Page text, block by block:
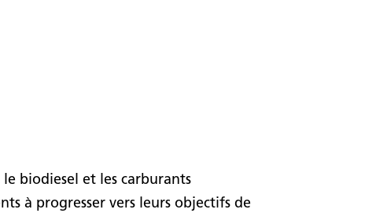
le biodiesel et les carburants
à progresser vers leurs objectifs de